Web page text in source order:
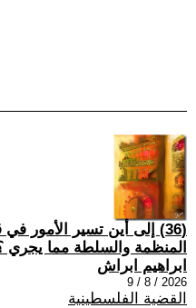
(36) إلى أين تسير الأمور
المنظمة والسلطة مما يجري
ابراهيم ابراش
2026 / 8 / 9
القضية الفلسطينية